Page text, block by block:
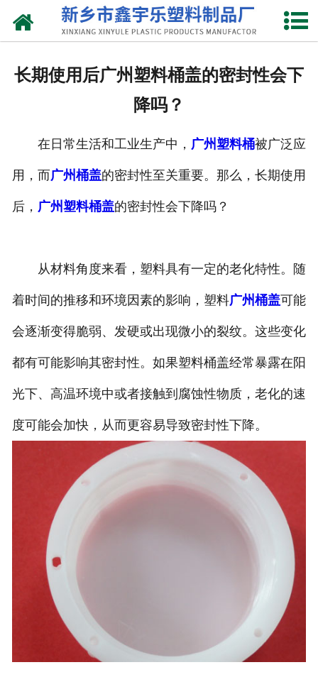
网站首页
联系我们
长期使用后广州塑料桶盖的密封性会下
降吗？
在日常生活和工业生产中， 广州塑料桶被广泛应
用，而广州桶盖的密封性至关重要。那么，长期使用
后， 广州塑料桶盖的密封性会下降吗？
从材料角度来看，塑料具有一定的老化特性。随
着时间的推移和环境因素的影响，塑料广州桶盖可能
会逐渐变得脆弱、发硬或出现微小的裂纹。这些变化
都有可能影响其密封性。如果塑料桶盖经常暴露在阳
光下、高温环境中或者接触到腐蚀性物质，老化的速
度可能会加快，从而更容易导致密封性下降。